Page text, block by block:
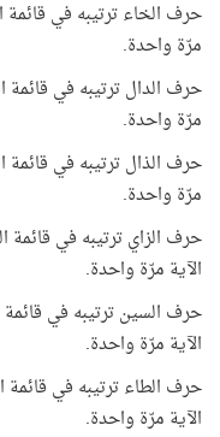
مرّة واحدة.
مرّة واحدة.
مرّة واحدة.
الآية مرّة واحدة.
الآية مرّة واحدة.
الآية مرّة واحدة.